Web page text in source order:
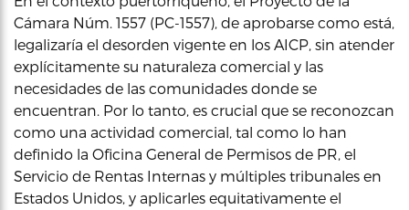
Cámara Núm. 1557 (PC-1557), de aprobarse como está,
legalizaría el desorden vigente en los AICP, sin atender
explícitamente su naturaleza comercial y las
necesidades de las comunidades donde se
encuentran. Por lo tanto, es crucial que se reconozcan
como una actividad comercial, tal como lo han
definido la Oficina General de Permisos de PR, el
Servicio de Rentas Internas y múltiples tribunales en
Estados Unidos, y aplicarles equitativamente el